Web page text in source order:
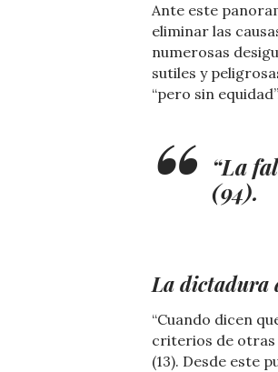
Ante este
eliminar las
numerosas
sutiles y
“pero sin
“La
(94).
La dictadura
“Cuando dicen
criterios de otras
(13). Desde este